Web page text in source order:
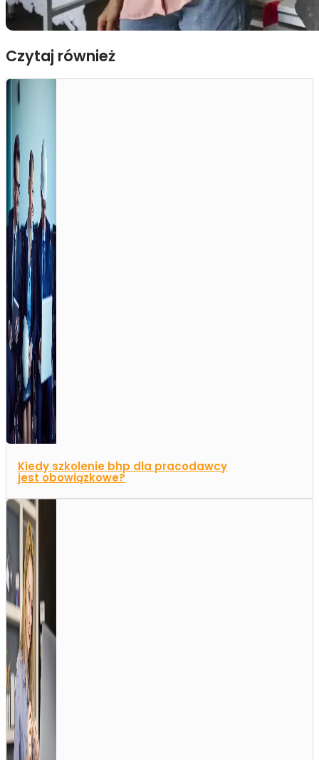
Czytaj również
Kiedy szkolenie bhp dla pracodawcy
jest obowiązkowe?